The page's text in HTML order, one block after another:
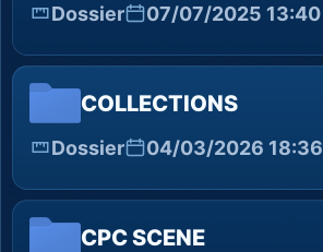
Dossier 07/07/2025 13:40
COLLECTIONS
Dossier 04/03/2026 18:36
CPC SCENE